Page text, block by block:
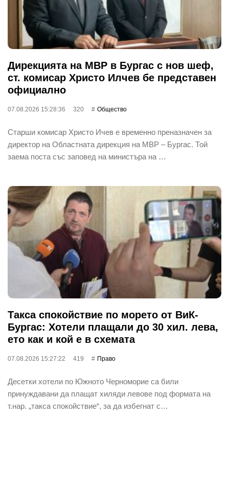
Дирекцията на МВР в Бургас с нов шеф,
ст. комисар Христо Илчев бе представен
официално
07.08.2026 15:28:36 320 Общество
Старши комисар Христо Ичев е временно преназначен за
директор на Областната дирекция на МВР – Бургас. Той
заема поста със заповед на министъра на …
Такса спокойствие по морето от ВиК-
Бургас: Хотели плащали до 30 хил. лева,
ето как и кой е в схемата
07.08.2026 15:27:22 419 Право
Десетки хотели по Южното Черноморие са били
принуждавани да плащат хиляди левове под формата на
т.нар. „такса спокойствие“, за да избегнат с…